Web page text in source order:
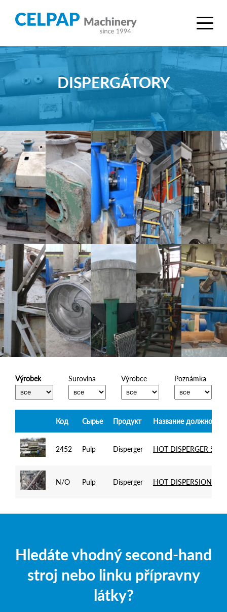
DISPERGÁTORY
Výrobek Surovina Výrobce Poznámka
Код Сырье Продукт Название должности
2452 Pulp Disperger HOT DISPERGER
N/O Pulp Disperger HOT DISPERSION
Hledáte vhodný second-hand
stroj nebo linku přípravny
látky?